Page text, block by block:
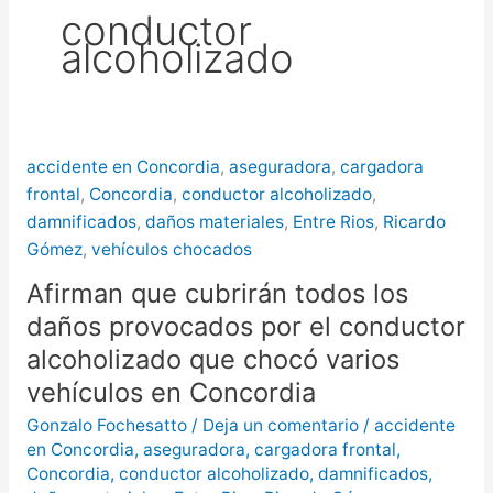
más de $580 millones
Creciente del río Uruguay:
puntos de Concordia
conductor
alcoholizado
accidente en Concordia, aseguradora, cargadora
frontal, Concordia, conductor alcoholizado,
damnificados, daños materiales, Entre Rios, Ricardo
Gómez, vehículos chocados
Afirman que cubrirán todos los
daños provocados por el conductor
alcoholizado que chocó varios
vehículos en Concordia
Gonzalo Fochesatto / Deja un comentario / accidente
en Concordia, aseguradora, cargadora frontal,
Concordia, conductor alcoholizado, damnificados,